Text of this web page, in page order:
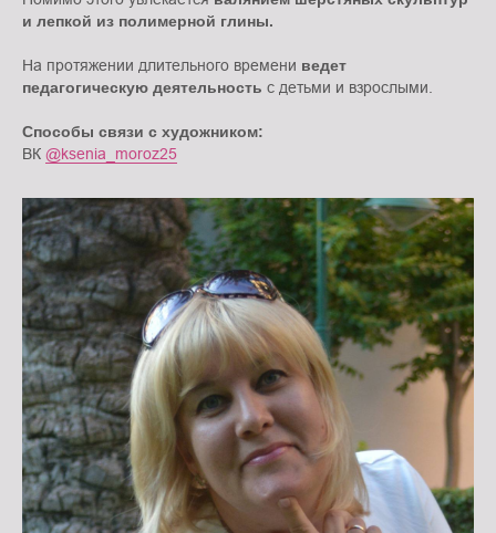
и лепкой из полимерной глины.
На протяжении длительного времени ведет
педагогическую деятельность с детьми и взрослыми.
Способы связи с художником:
ВК @ksenia_moroz25